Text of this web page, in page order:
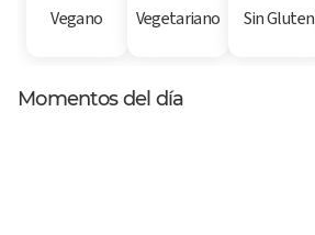
Vegano Vegetariano Sin Gluten
Momentos del día